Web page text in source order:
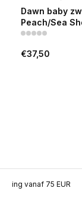
Dawn baby
Peach/Sea
€37,50
vanaf 75 EUR